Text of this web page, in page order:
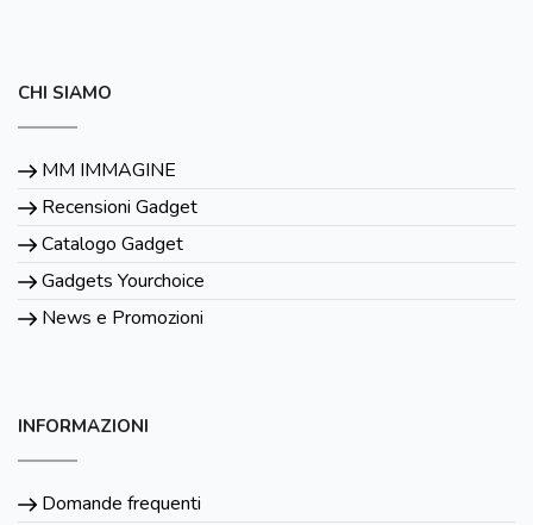
CHI SIAMO
MM IMMAGINE
Recensioni Gadget
Catalogo Gadget
Gadgets Yourchoice
News e Promozioni
INFORMAZIONI
Domande frequenti